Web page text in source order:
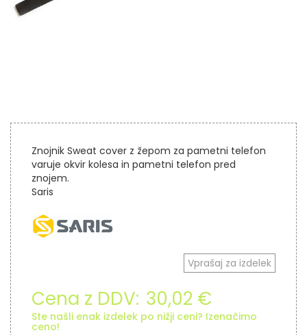
Znojnik Sweat cover z žepom za pametni telefon
varuje okvir kolesa in pametni telefon pred
znojem.
Saris
Vprašaj za izdelek
Cena z DDV: 30,02 €
Ste našli enak izdelek po nižji ceni? Izenačimo
ceno!